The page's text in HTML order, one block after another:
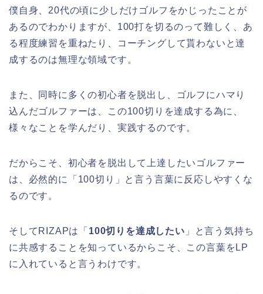
僕自身、20代の頃に少しだけゴルフをかじったことが
あるのでわかりますが、100打を切るのって難しく、あ
る程度練習を重ねたり、コーチングして貰わないと達
成するのは無理な領域です。
また、同時に多くの初心者を脱出し、ゴルフにハマり
込んだゴルファーは、この100切りを達成する為に、
様々なことを学んだり、実践するのです。
だからこそ、初心者を脱出して上達したいゴルファー
は、必然的に「100切り」と言う言葉に反応しやすくな
るのです。
そしてRIZAPは「 100切りを達成したい 」と言う気持ち
に共感することを知っているからこそ、この言葉をLP
に入れていると言うわけです。